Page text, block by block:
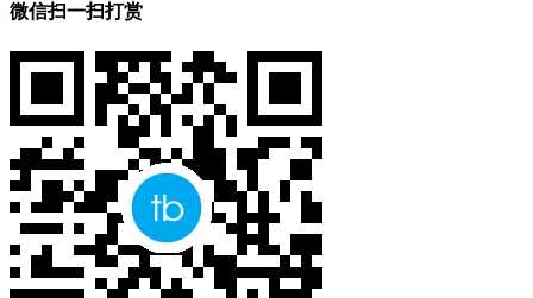
微信扫一扫打赏